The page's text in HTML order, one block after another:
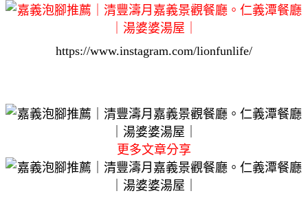
https://www.instagram.com/lionfunlife/
更多文章分享